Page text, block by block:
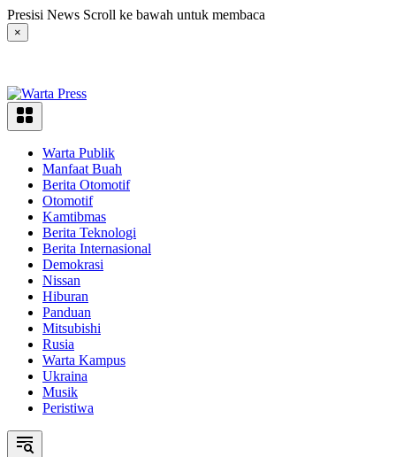
Langsung
ke
konten
Presisi News Scroll ke bawah untuk membaca
×
Warta Publik
Manfaat Buah
Berita Otomotif
Otomotif
Kamtibmas
Berita Teknologi
Berita Internasional
Demokrasi
Nissan
Hiburan
Panduan
Mitsubishi
Rusia
Warta Kampus
Ukraina
Musik
Peristiwa